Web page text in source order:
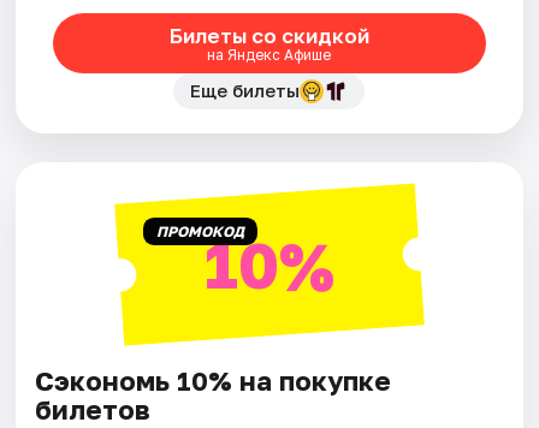
Билеты со скидкой
на Яндекс Афише
Еще билеты
ПРОМОКОД10%
Сэкономь 10% на покупке
билетов